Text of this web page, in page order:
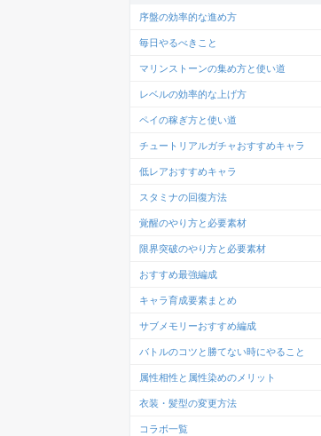
序盤の効率的な進め方
毎日やるべきこと
マリンストーンの集め方と使い道
レベルの効率的な上げ方
ペイの稼ぎ方と使い道
チュートリアルガチャおすすめキャラ
低レアおすすめキャラ
スタミナの回復方法
覚醒のやり方と必要素材
限界突破のやり方と必要素材
おすすめ最強編成
キャラ育成要素まとめ
サブメモリーおすすめ編成
バトルのコツと勝てない時にやること
属性相性と属性染めのメリット
衣装・髪型の変更方法
コラボ一覧